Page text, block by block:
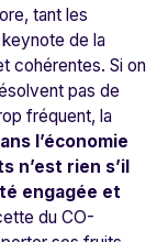
tant les
de la
cohérentes. Si on
pas de
fréquent, la
l’économie
n’est rien s’il
engagée et
du CO-